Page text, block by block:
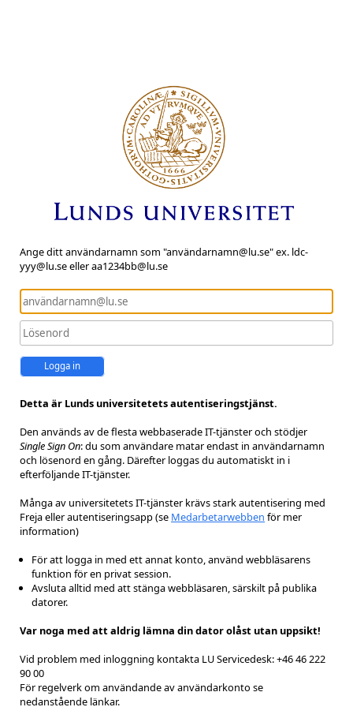
Ange ditt användarnamn som "användarnamn@lu.se" ex. ldc-
yyy@lu.se eller aa1234bb@lu.se
Logga in
Detta är Lunds universitetets autentiseringstjänst.
Den används av de flesta webbaserade IT-tjänster och stödjer
Single Sign On: du som användare matar endast in användarnamn
och lösenord en gång. Därefter loggas du automatiskt in i
efterföljande IT-tjänster.
Många av universitetets IT-tjänster krävs stark autentisering med
Freja eller autentiseringsapp (se Medarbetarwebben för mer
information)
För att logga in med ett annat konto, använd webbläsarens
funktion för en privat session.
Avsluta alltid med att stänga webbläsaren, särskilt på publika
datorer.
Var noga med att aldrig lämna din dator olåst utan uppsikt!
Vid problem med inloggning kontakta LU Servicedesk: +46 46 222
90 00
För regelverk om användande av användarkonto se
nedanstående länkar.